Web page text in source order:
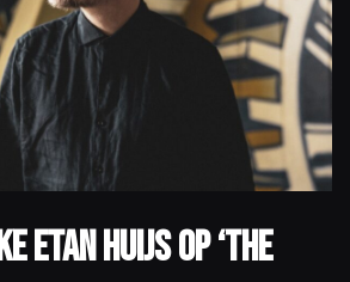
Etan Huijs op ‘The